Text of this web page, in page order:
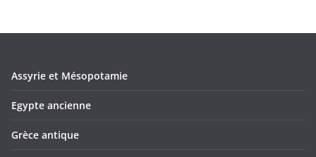
Assyrie et Mésopotamie
Egypte ancienne
Grèce antique